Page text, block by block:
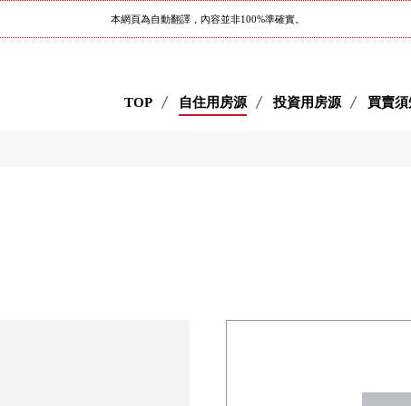
本網頁為自動翻譯，內容並非100%準確實。
TOP 自住用房源 投資用房源 買賣須